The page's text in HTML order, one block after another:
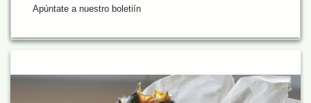
Apúntate a nuestro boletiín